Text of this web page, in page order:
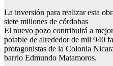
La inversión para realizar esta
siete millones de córdobas
El nuevo pozo contribuirá a
potable de alrededor de mil 940
protagonistas de la Colonia
barrio Edmundo Matamoros.